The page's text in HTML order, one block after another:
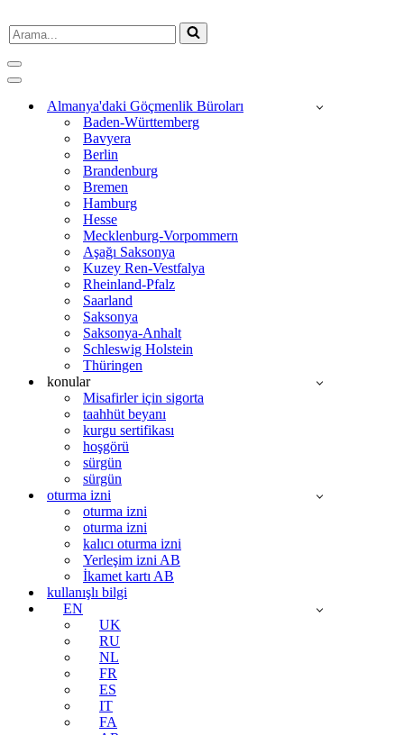
Arama...
Dolaşım
menüsü
Dolaşım
menüsüAlmanya'daki Göçmenlik Büroları
Baden-Württemberg
Bavyera
Berlin
Brandenburg
Bremen
Hamburg
Hesse
Mecklenburg-Vorpommern
Aşağı Saksonya
Kuzey Ren-Vestfalya
Rheinland-Pfalz
Saarland
Saksonya
Saksonya-Anhalt
Schleswig Holstein
Thüringen
konular
Misafirler için sigorta
taahhüt beyanı
kurgu sertifikası
hoşgörü
sürgün
sürgün
oturma izni
oturma izni
oturma izni
kalıcı oturma izni
Yerleşim izni AB
İkamet kartı AB
kullanışlı bilgi
EN
UK
RU
NL
FR
ES
IT
FA